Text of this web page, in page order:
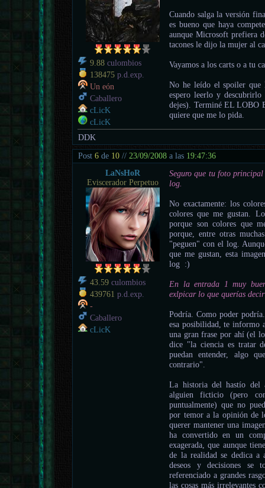
9.88 culombios
138475 p.d.exp.
Un eón
Caballero
cLicK
cLicK
Cuando salga la versión
es bueno que haya
aunque Microsoft prefiera
tacones le dijo la mujer al
Vayamos a los carts o a tu
No he leído el spoiler que
espero leerlo y
dejes). Terminé EL LOBO
quiere que me lo pida.
DDK
Post6 de 10 // 23/09/2008 a las 19:47:36
LaNsHoR
Eviscerador Perpetuo
43.59 culombios
439761 p.d.exp.
-
Caballero
cLicK
Seguro que tu foto
log.
No exactamente: los
colores que me gustan.
porque son colores que
porque, entre otras
"peguen" con el log.
que me gustan, esta
log :)
En la entrada 1 muy
exlpicar lo que querías
Podría. Como poder
esa posibilidad, te informo
una gran frase por ahí (el
dice "la ciencia es tratar
puedan entender, algo
contrario".
La historia del hastío del
alguien ficticio (pero
puntualmente) que no
por temor a la opinión de
querer mantener una
ha convertido en un
exagerada, que aunque
de la realidad se dedica a
deseos y decisiones se
referenciado a grandes
las cosas más irrelevantes